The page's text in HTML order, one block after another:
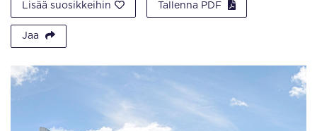
Lisää suosikkeihin Tallenna PDF
Jaa